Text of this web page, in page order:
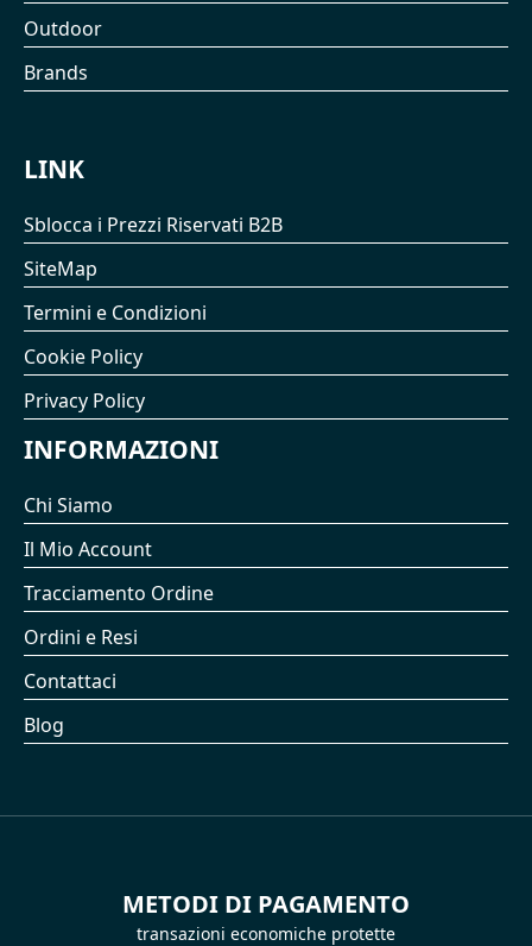
Outdoor
Brands
LINK
Sblocca i Prezzi Riservati B2B
SiteMap
Termini e Condizioni
Cookie Policy
Privacy Policy
INFORMAZIONI
Chi Siamo
Il Mio Account
Tracciamento Ordine
Ordini e Resi
Contattaci
Blog
METODI DI PAGAMENTO
transazioni economiche protette